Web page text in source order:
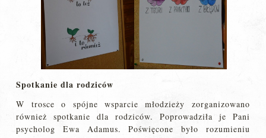
Spotkanie dla rodziców
W trosce o spójne wsparcie młodzieży zorganizowano
również spotkanie dla rodziców. Poprowadziła je Pani
psycholog Ewa Adamus. Poświęcone było rozumieniu